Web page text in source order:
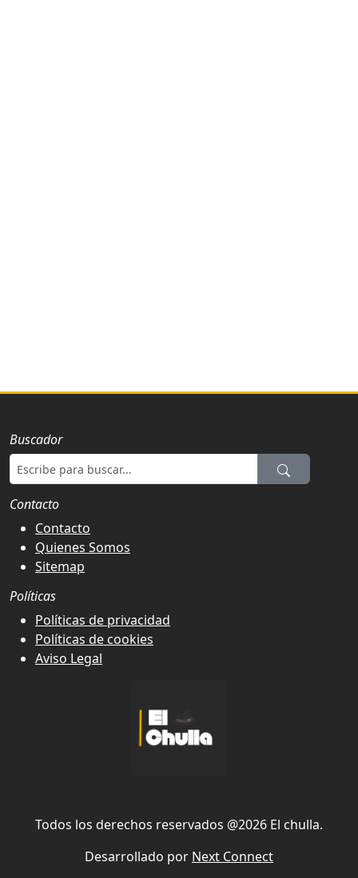
Buscador
Contacto
Contacto
Quienes Somos
Sitemap
Políticas
Políticas de privacidad
Políticas de cookies
Aviso Legal
Todos los derechos reservados @2026 El chulla.
Desarrollado por Next Connect